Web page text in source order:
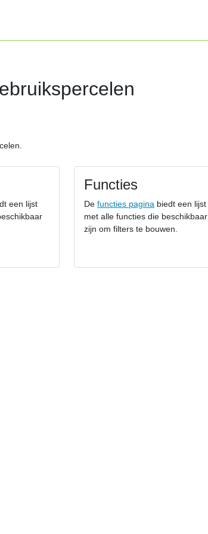
een lijst
Functies
De functies pagina biedt een lijst
met alle functies die beschikbaar
zijn om filters te bouwen.